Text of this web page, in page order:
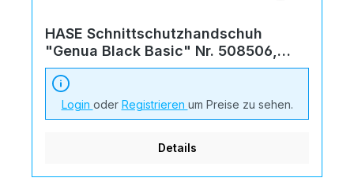
HASE Schnittschutzhandschuh
"Genua Black Basic" Nr. 508506,
VPE: 10 PA
Login oder Registrieren um Preise zu sehen.
Details